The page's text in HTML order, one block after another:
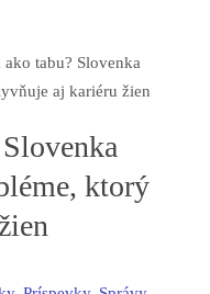
ako tabu? Slovenka
aj kariéru žien
ktorý